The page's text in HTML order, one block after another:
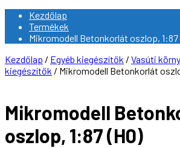
Kezdőlap
Termékek
Mikromodell Betonkorlát oszlop, 1:87
Kezdőlap / Egyéb kiegészítők / Vasúti
kiegészítők / Mikromodell Betonkorlát
Mikromodell
oszlop, 1:87 (H0)